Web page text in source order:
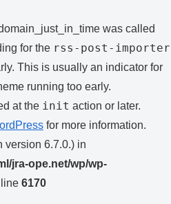
was called
for the rss-post-importer
This is usually an indicator for
running too early.
at the init action or later.
for more information.
version 6.7.0.) in
jra-ope.net/wp/wp-
6170